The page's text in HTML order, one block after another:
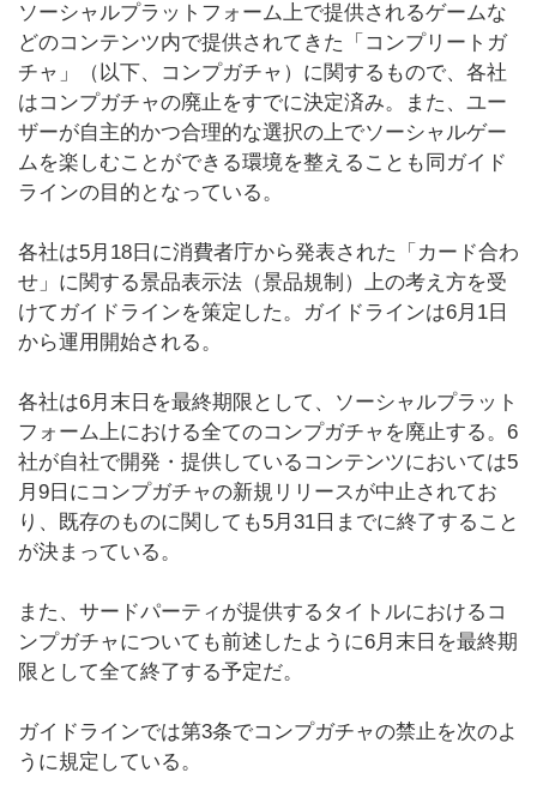
ソーシャルプラットフォーム上で提供されるゲームな
どのコンテンツ内で提供されてきた「コンプリートガ
チャ」（以下、コンプガチャ）に関するもので、各社
はコンプガチャの廃止をすでに決定済み。また、ユー
ザーが自主的かつ合理的な選択の上でソーシャルゲー
ムを楽しむことができる環境を整えることも同ガイド
ラインの目的となっている。
各社は5月18日に消費者庁から発表された「カード合わ
せ」に関する景品表示法（景品規制）上の考え方を受
けてガイドラインを策定した。ガイドラインは6月1日
から運用開始される。
各社は6月末日を最終期限として、ソーシャルプラット
フォーム上における全てのコンプガチャを廃止する。6
社が自社で開発・提供しているコンテンツにおいては5
月9日にコンプガチャの新規リリースが中止されてお
り、既存のものに関しても5月31日までに終了すること
が決まっている。
また、サードパーティが提供するタイトルにおけるコ
ンプガチャについても前述したように6月末日を最終期
限として全て終了する予定だ。
ガイドラインでは第3条でコンプガチャの禁止を次のよ
うに規定している。